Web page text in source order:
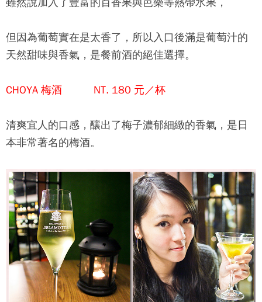
但因為葡萄實在是太香了，所以入口後滿是葡萄汁的
天然甜味與香氣，是餐前酒的絕佳選擇。
CHOYA 梅酒 NT. 180 元／杯
清爽宜人的口感，釀出了梅子濃郁細緻的香氣，是日
本非常著名的梅酒。